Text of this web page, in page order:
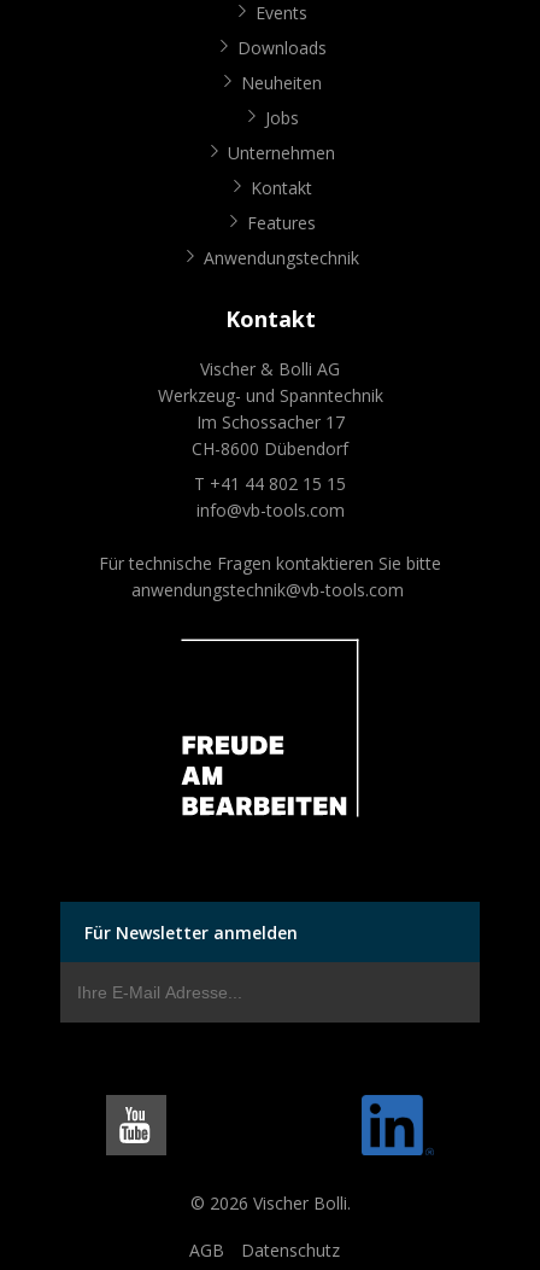
Events
Downloads
Neuheiten
Jobs
Unternehmen
Kontakt
Features
Anwendungstechnik
Kontakt
Vischer & Bolli AG
Werkzeug- und Spanntechnik
Im Schossacher 17
CH-8600 Dübendorf
T +41 44 802 15 15
info@vb-tools.com
Für technische Fragen kontaktieren Sie bitte
anwendungstechnik@vb-tools.com
Für Newsletter anmelden
© 2026 Vischer Bolli.
AGB Datenschutz